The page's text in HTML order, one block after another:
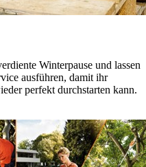
Winterpause und lassen
ausführen, damit ihr
perfekt durchstarten kann.